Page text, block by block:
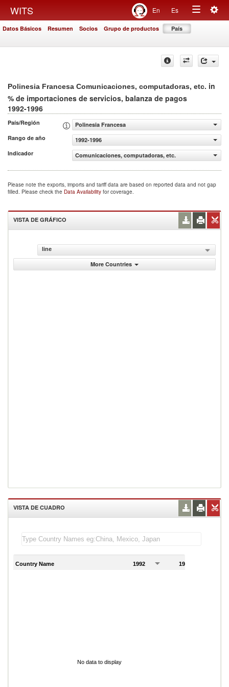
WITS En Es
Toggle
Datos Básicos Resumen Socios Grupo de productos País
Polinesia Francesa Comunicaciones, computadoras, etc. in
% de importaciones de servicios, balanza de pagos
1992-1996
País/Región
Polinesia Francesa
Rango de año
1992-1996
Indicador
Comunicaciones, computadoras, etc. (% de
Please note the exports, imports and tariff data are based on reported data and not gap
filled. Please check the Data Availability for coverage.
VISTA DE GRÁFICO
line
More Countries
VISTA DE CUADRO
Country Name 1992 1993
No data to display